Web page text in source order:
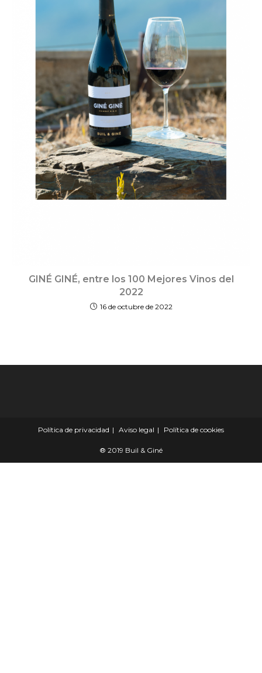
GINÉ GINÉ, entre los 100 Mejores Vinos del
2022
16 de octubre de 2022
Política de privacidad Aviso legal Política de cookies
® 2019 Buil & Giné